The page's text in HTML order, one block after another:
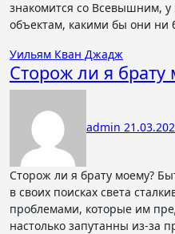
знакомится со Всевышним, у
объектам, какими бы они
Уильям Кван Джадж
Сторож ли я
admin
Сторож ли я брату моему? Бытие 4:9 МНОГИЕ исследователи
в своих поисках света
проблемами, которые им
настолько запутанны из-за